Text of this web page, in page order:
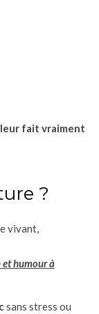
fait vraiment
?
vivant,
humour à
sans stress ou